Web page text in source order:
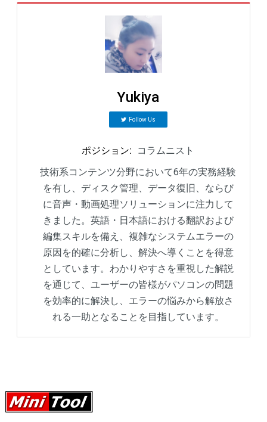
Yukiya
Follow Us
ポジション:
コラムニスト
技術系コンテンツ分野において6年の実務経験
を有し、ディスク管理、データ復旧、ならび
に音声・動画処理ソリューションに注力して
きました。英語・日本語における翻訳および
編集スキルを備え、複雑なシステムエラーの
原因を的確に分析し、解決へ導くことを得意
としています。わかりやすさを重視した解説
を通じて、ユーザーの皆様がパソコンの問題
を効率的に解決し、エラーの悩みから解放さ
れる一助となることを目指しています。